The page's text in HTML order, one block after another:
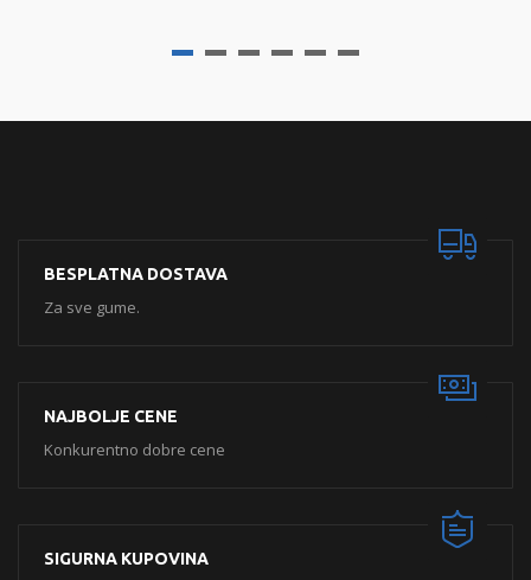
BESPLATNA DOSTAVA
Za sve gume.
NAJBOLJE CENE
Konkurentno dobre cene
SIGURNA KUPOVINA